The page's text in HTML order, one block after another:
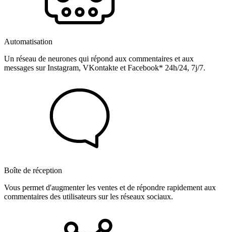
Automatisation
Un réseau de neurones qui répond aux commentaires et aux
messages sur Instagram, VKontakte et Facebook* 24h/24, 7j/7.
Boîte de réception
Vous permet d'augmenter les ventes et de répondre rapidement aux
commentaires des utilisateurs sur les réseaux sociaux.